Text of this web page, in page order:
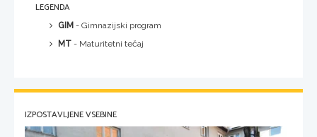
LEGENDA
GIM - Gimnazijski program
MT - Maturitetni tečaj
IZPOSTAVLJENE VSEBINE